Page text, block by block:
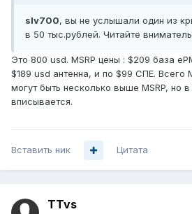
slv700, вы не услышали один из
в 50 тыс.рублей. Читайте
Это 800 usd. MSRP цены : $209 база
$189 usd антенна, и по $99 СПЕ. Всего
могут быть несколько выше MSRP, но
вписывается.
Вставить ник Цитата
TTvs